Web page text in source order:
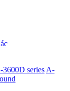
3600D series A-